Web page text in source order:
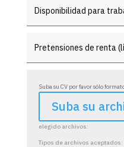
Suba su CV por favor sólo
Suba su
elegido archivos:
Tipos de archivos